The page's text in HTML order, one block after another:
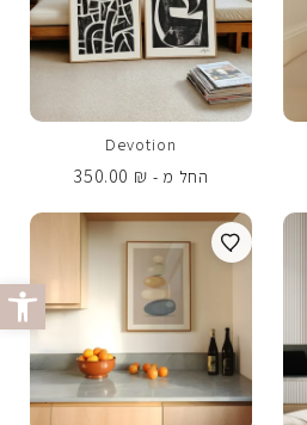
פתח
Devotion
החל מ -
350.00 ₪